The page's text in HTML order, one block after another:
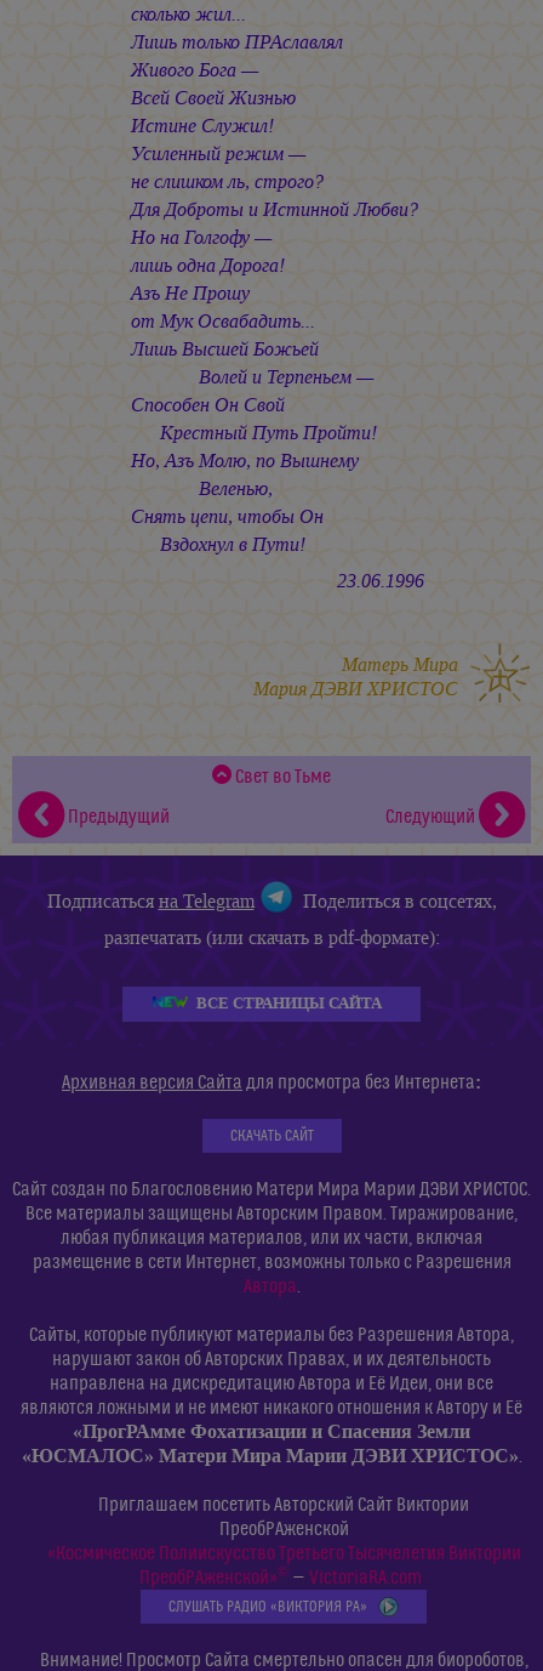
сколько жил...
Лишь только ПРАславлял
Живого Бога —
Всей Своей Жизнью
Истине Служил!
Усиленный режим —
не слишком ль, строго?
Для Доброты и Истинной Любви?
Но на Голгофу —
лишь одна Дорога!
Азъ Не Прошу
от Мук Освабадить...
Лишь Высшей Божьей
Волей и Терпеньем —
Способен Он Свой
Крестный Путь Пройти!
Но, Азъ Молю, по Вышнему
Веленью,
Снять цепи, чтобы Он
Вздохнул в Пути!
23.06.1996
Матерь Мира
Мария ДЭВИ ХРИСТОС
Свет во Тьме
Предыдущий
Следующий
Подписатьсяна Telegram
Поделиться в соцсетях,
разпечатать (или скачать в pdf-формате):
ВСЕ СТРАНИЦЫ САЙТА
Архивная версия Сайта для просмотра без Интернета:
СКАЧАТЬ САЙТ
Сайт создан по Благословению Матери Мира Марии ДЭВИ ХРИСТОС.
Все материалы защищены Авторским Правом. Тиражирование,
любая публикация материалов, или их части, включая
размещение в сети Интернет, возможны только с Разрешения
Автора.
Сайты, которые публикуют материалы без Разрешения Автора,
нарушают закон об Авторских Правах, и их деятельность
направлена на дискредитацию Автора и Её Идеи, они все
являются ложными и не имеют никакого отношения к Автору и Её
«ПрогРАмме Фохатизации и Спасения Земли
«ЮСМАЛОС» Матери Мира Марии ДЭВИ ХРИСТОС».
Приглашаем посетить Авторский Сайт Виктории
ПреобРАженской
«Космическое Полиискусство Третьего Тысячелетия Виктории
ПреобРАженской»©— VictoriaRA.com
СЛУШАТЬ РАДИО «ВИКТОРИЯ РА»
Внимание! Просмотр Сайта смертельно опасен для биороботов,